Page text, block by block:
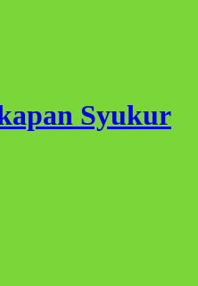
Syukur